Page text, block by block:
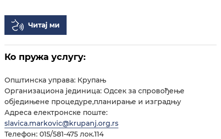
Читај ми
Ко пружа услугу:
Општинска управа: Крупањ
Организациона јединица: Одсек за спровођење
обједињене процедуре,планирање и изградњу
Адреса електронске поште:
slavica.markovic@krupanj.org.rs
Телефон: 015/581-475 лок.114